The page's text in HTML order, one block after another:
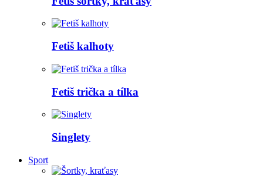
Fetiš kalhoty
Fetiš trička a tílka
Singlety
Sport